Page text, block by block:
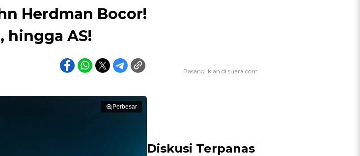
Herdman Bocor!
hingga AS!
Perbesar
Diskusi Terpanas